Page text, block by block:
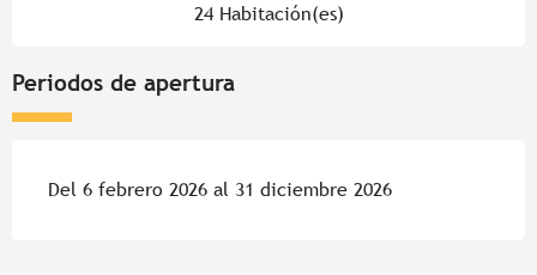
24 Habitación(es)
Periodos de apertura
Del 6 febrero 2026 al 31 diciembre 2026